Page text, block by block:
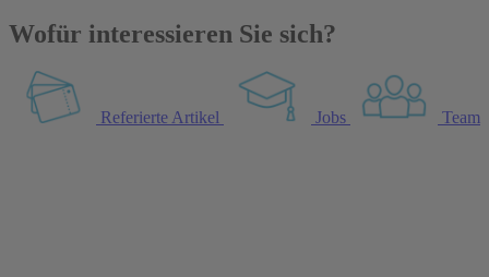
Wofür interessieren Sie sich?
Referierte Artikel Jobs Team